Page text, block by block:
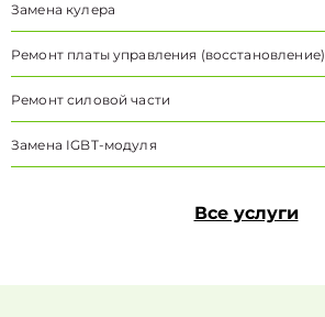
Замена кулера
Ремонт платы управления (восстановление)
Ремонт силовой части
Замена IGBT-модуля
Все услуги